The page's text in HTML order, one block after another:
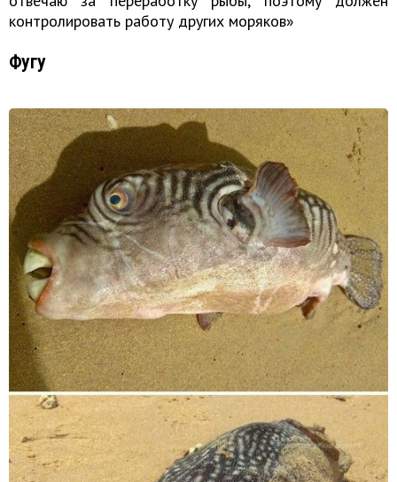
контролировать работу других моряков»
Фугу